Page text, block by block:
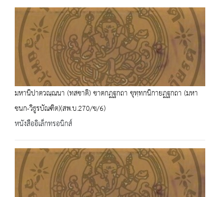
มหานิปาตวณฺณนา (ทสชาติ) ชาตกฏฐกถา ขุทฺทกนิกายฏฐกถา (มหา
ชนก-วิธูรบัณฑิต)(สพ.บ.270/ข/6)
หนังสืออิเล็กทรอนิกส์